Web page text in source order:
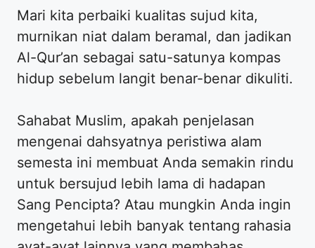
Mari kita perbaiki kualitas sujud kita,
murnikan niat dalam beramal, dan jadikan
Al-Qur’an sebagai satu-satunya kompas
hidup sebelum langit benar-benar dikuliti.
Sahabat Muslim, apakah penjelasan
mengenai dahsyatnya peristiwa alam
semesta ini membuat Anda semakin rindu
untuk bersujud lebih lama di hadapan
Sang Pencipta? Atau mungkin Anda ingin
mengetahui lebih banyak tentang rahasia